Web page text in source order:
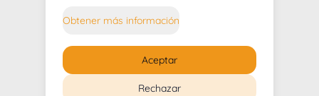
Obtener más información
Rechazar
Aceptar